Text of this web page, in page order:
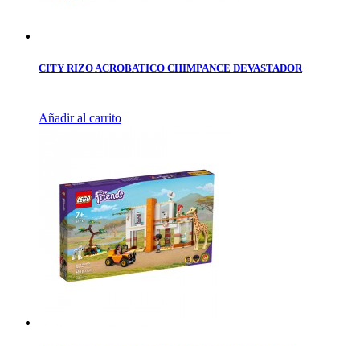
CITY RIZO ACROBATICO CHIMPANCE DEVASTADOR
Añadir al carrito